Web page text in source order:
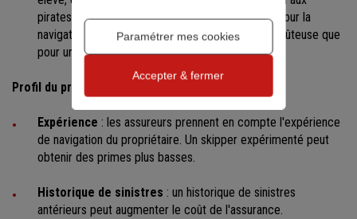
pirates, peut augmenter la prime. La couverture pour la
navigation en haute mer est généralement plus coûteuse que
pour une navigation côtière.
Profil du propriétaire
Expérience : les assureurs prennent en compte l'expérience
de navigation du propriétaire. Un skipper expérimenté peut
obtenir des primes plus basses.
Historique de sinistres : un historique de sinistres
antérieurs peut augmenter le coût de l'assurance.
Paramétrer mes cookies
Accepter & fermer